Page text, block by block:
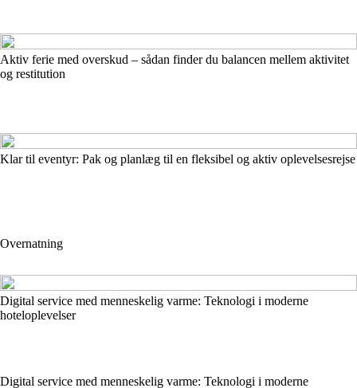
Aktiv ferie med overskud – sådan finder du balancen mellem aktivitet
og restitution
Klar til eventyr: Pak og planlæg til en fleksibel og aktiv oplevelsesrejse
Overnatning
Digital service med menneskelig varme: Teknologi i moderne
hoteloplevelser
Digital service med menneskelig varme: Teknologi i moderne